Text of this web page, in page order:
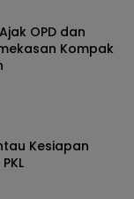
OPD dan
Kompak
Kesiapan